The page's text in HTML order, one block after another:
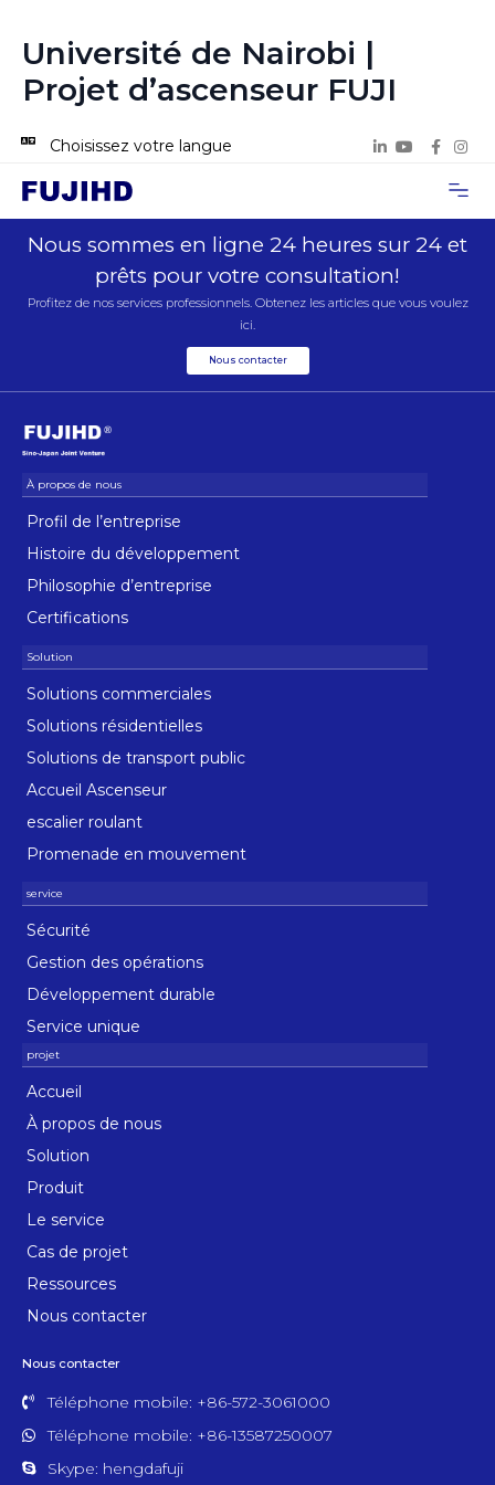
Université de Nairobi |
Projet d’ascenseur FUJI
Choisissez votre langue
Nous sommes en ligne 24 heures sur 24 et
prêts pour votre consultation!
Profitez de nos services professionnels. Obtenez les articles que vous voulez
ici.
Nous contacter
Profil de l’entreprise
Histoire du développement
Philosophie d’entreprise
Certifications
Solutions commerciales
Solutions résidentielles
Solutions de transport public
Accueil Ascenseur
escalier roulant
Promenade en mouvement
Sécurité
Gestion des opérations
Développement durable
Service unique
Accueil
À propos de nous
Solution
Produit
Le service
Cas de projet
Ressources
Nous contacter
Nous contacter
Téléphone mobile: +86-572-3061000
Téléphone mobile: +86-13587250007
Skype: hengdafuji